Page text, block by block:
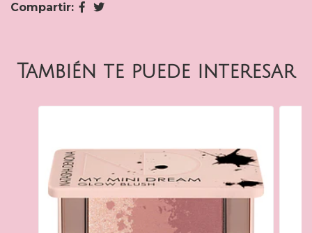
Compartir:
También te puede interesar